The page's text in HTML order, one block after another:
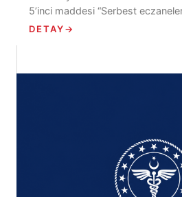
5’inci maddesi “Serbest
ve/veya ciro gibi kriterlere göre
DETAY→